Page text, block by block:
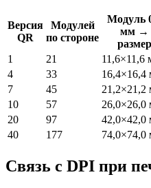
Версия
QR
Модулей
по стороне
Модуль
мм →
размер
1
21 11,6×11,6
4
33 16,4×16,4
7
45 21,2×21,2
10
57 26,0×26,0
20
97 42,0×42,0
40
177 74,0×74,0
Связь с DPI при